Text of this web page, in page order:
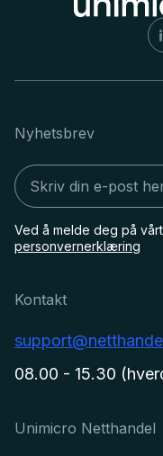
Nyhetsbrev
Ved å melde deg på
personvernerklæring
Kontakt
08.00 - 15.30
Unimicro Netthandel